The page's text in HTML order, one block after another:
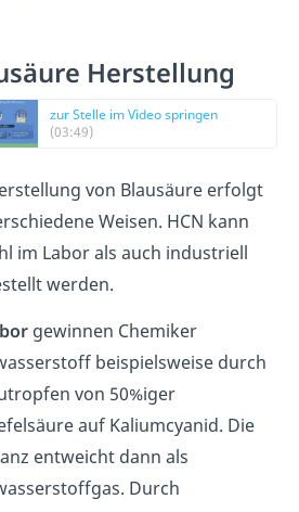
Herstellung
zur Stelle im Video springen
(03:49)
von Blausäure erfolgt
Weisen. HCN kann
im Labor als auch industriell
werden.
gewinnen Chemiker
beispielsweise durch
von 50%iger
auf Kaliumcyanid. Die
entweicht dann als
Durch